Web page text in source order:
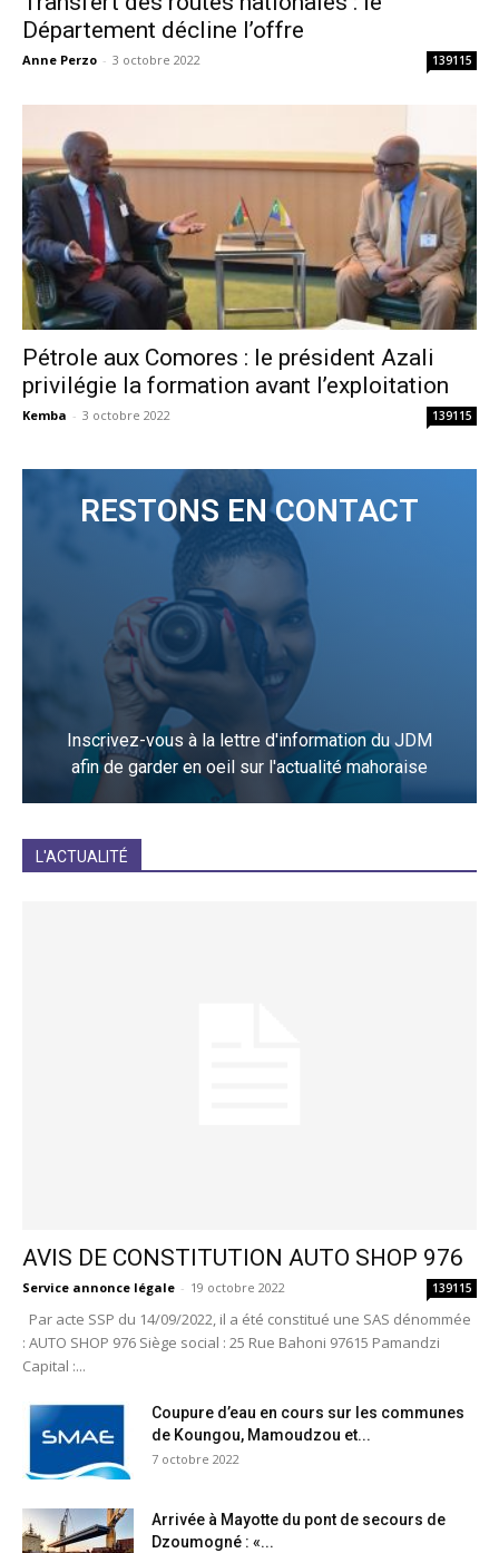
Département décline l’offre
Anne Perzo - 3 octobre 2022 139115
Pétrole aux Comores : le président Azali
privilégie la formation avant l’exploitation
Kemba - 3 octobre 2022 139115
RESTONS EN CONTACT
Inscrivez-vous à la lettre d'information du JDM
afin de garder en oeil sur l'actualité mahoraise
L'ACTUALITÉ
AVIS DE CONSTITUTION AUTO SHOP 976
Service annonce légale - 19 octobre 2022 139115
Par acte SSP du 14/09/2022, il a été constitué une SAS dénommée
: AUTO SHOP 976 Siège social : 25 Rue Bahoni 97615 Pamandzi
Capital :...
Coupure d’eau en cours sur les communes
de Koungou, Mamoudzou et...
7 octobre 2022
Arrivée à Mayotte du pont de secours de
Dzoumogné : «...